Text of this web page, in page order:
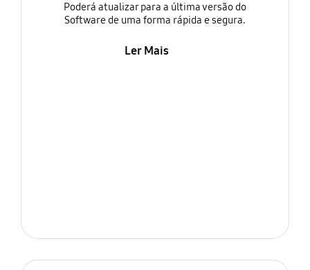
Poderá atualizar para a última versão do
Software de uma forma rápida e segura.
Ler Mais